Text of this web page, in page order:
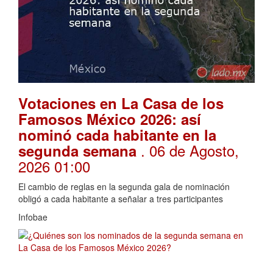
Votaciones en La Casa de los
Famosos México 2026: así
nominó cada habitante en la
segunda semana . 06 de Agosto,
2026 01:00
El cambio de reglas en la segunda gala de nominación
obligó a cada habitante a señalar a tres participantes
Infobae